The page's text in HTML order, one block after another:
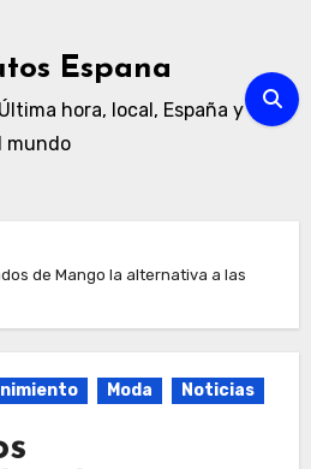
Espana
hora, local, España y
mundo
de Mango la alternativa a las
Moda Noticias